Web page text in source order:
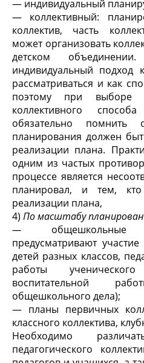
— индивидуальный
— коллективный:
коллектив, часть
может организовать
детском
индивидуальный подход
рассматриваться и как
поэтому при выборе
коллективного
обязательно
планирования должен
реализации плана.
одним из частых
процессе является
планировал, и тем,
реализации плана,
4) Помасштабу
—
предусматривают
детей разных классов,
работы
воспитательной
общешкольного дела);
— планы первичных
классного коллектива,
Необходимо
педагогического